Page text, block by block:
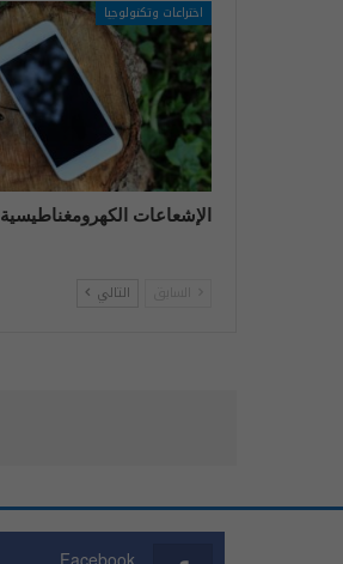
اختراعات وتكنولوجيا
الإشعاعات الكهرومغناطيسية
التالي